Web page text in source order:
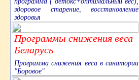
здоровое старение, восстановление
здоровья
Программы снижения веса
Беларусь
Программа снижения веса в санатории
"Боровое"